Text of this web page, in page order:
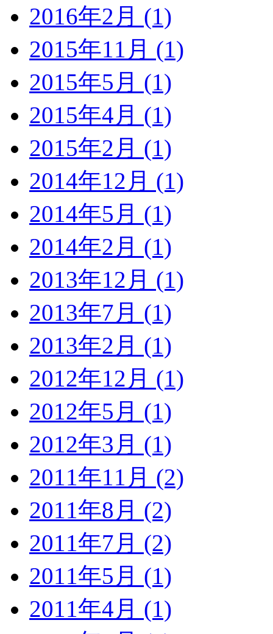
2016年2月 (1)
2015年11月 (1)
2015年5月 (1)
2015年4月 (1)
2015年2月 (1)
2014年12月 (1)
2014年5月 (1)
2014年2月 (1)
2013年12月 (1)
2013年7月 (1)
2013年2月 (1)
2012年12月 (1)
2012年5月 (1)
2012年3月 (1)
2011年11月 (2)
2011年8月 (2)
2011年7月 (2)
2011年5月 (1)
2011年4月 (1)